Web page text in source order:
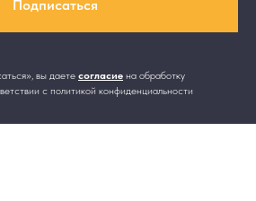
Подписаться
вы даете согласие на обработку
с политикой конфиденциальности